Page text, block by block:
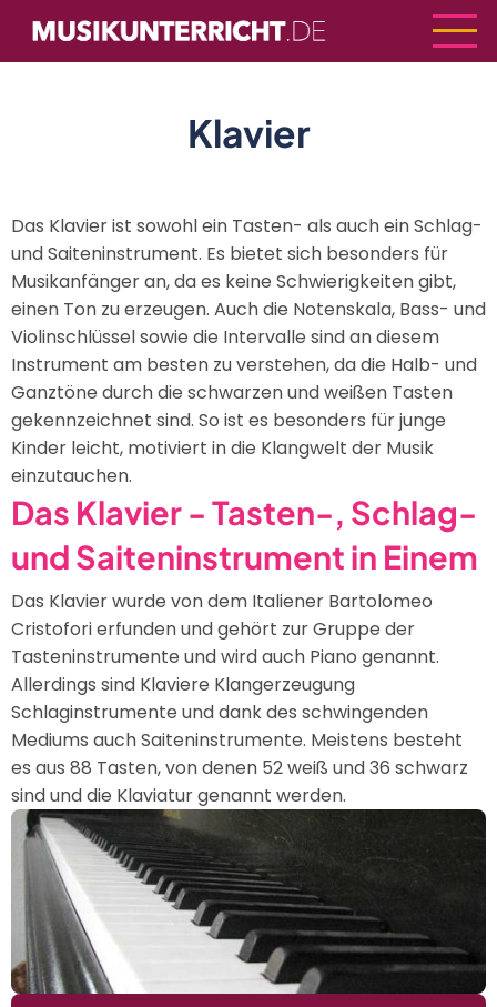
zum
Inhalt
Klavier
Das Klavier ist sowohl ein Tasten- als auch ein Schlag-
und Saiteninstrument. Es bietet sich besonders für
Musikanfänger an, da es keine Schwierigkeiten gibt,
einen Ton zu erzeugen. Auch die Notenskala, Bass- und
Violinschlüssel sowie die Intervalle sind an diesem
Instrument am besten zu verstehen, da die Halb- und
Ganztöne durch die schwarzen und weißen Tasten
gekennzeichnet sind. So ist es besonders für junge
Kinder leicht, motiviert in die Klangwelt der Musik
einzutauchen.
Das Klavier - Tasten-, Schlag-
und Saiteninstrument in Einem
Das Klavier wurde von dem Italiener Bartolomeo
Cristofori erfunden und gehört zur Gruppe der
Tasteninstrumente und wird auch Piano genannt.
Allerdings sind Klaviere Klangerzeugung
Schlaginstrumente und dank des schwingenden
Mediums auch Saiteninstrumente. Meistens besteht
es aus 88 Tasten, von denen 52 weiß und 36 schwarz
sind und die Klaviatur genannt werden.